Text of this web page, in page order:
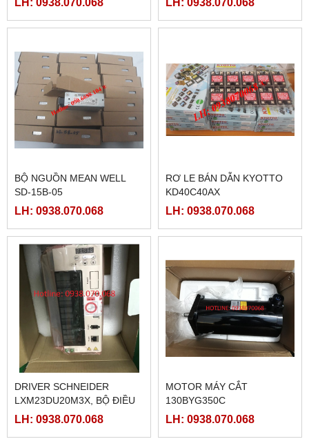
BỘ NGUỒN MEAN WELL
SD-15B-05
LH: 0938.070.068
RƠ LE BÁN DẪN KYOTTO
KD40C40AX
LH: 0938.070.068
DRIVER SCHNEIDER
LXM23DU20M3X, BỘ ĐIỀU
KHIỂN SERVO
LH: 0938.070.068
MOTOR MÁY CẮT
130BYG350C
LH: 0938.070.068